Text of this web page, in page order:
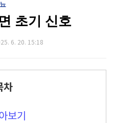
초기 신호
6. 20. 15:18
차
보기